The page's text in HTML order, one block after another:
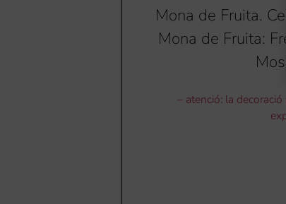
Mona de Fruita.
Mona de Fruita:
– atenció: la